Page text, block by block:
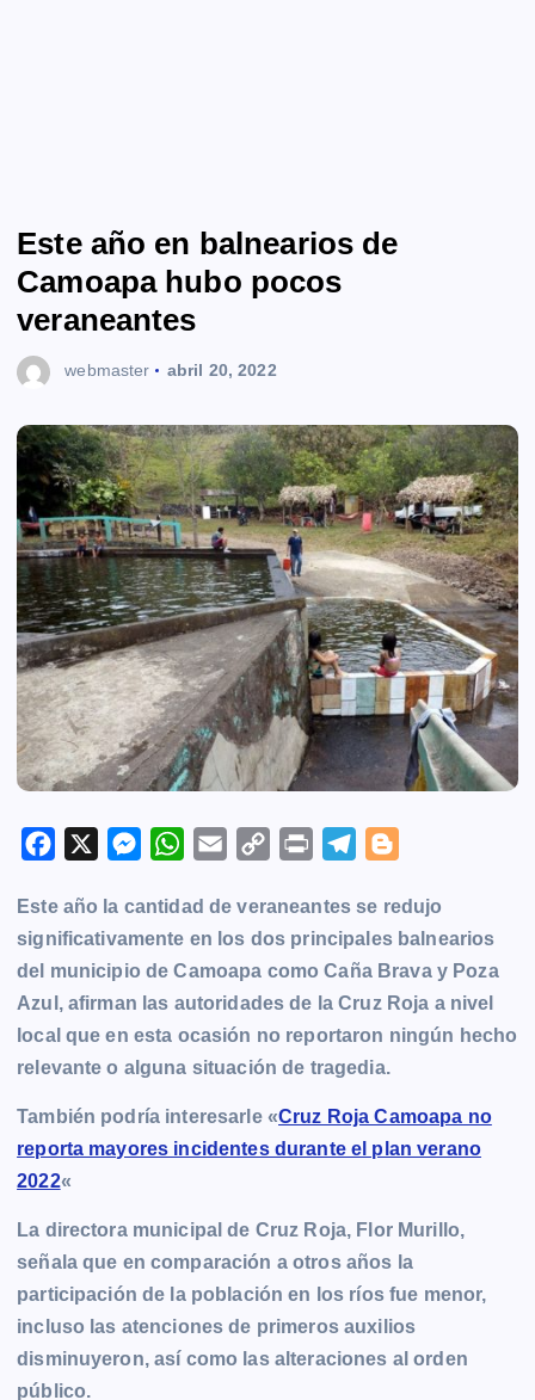
Este año en balnearios de
Camoapa hubo pocos
veraneantes
webmaster abril 20, 2022
c
e
b
o
o
k
M
s
s
e
n
g
e
r
W
a
t
s
A
p
p
a
i
l
C
p
y
L
i
n
k
i
n
t
l
e
g
r
a
m
o
g
g
e
r
Este año la cantidad de veraneantes se redujo
significativamente en los dos principales balnearios
del municipio deCamoapa como Caña Brava y Poza
Azul, afirman las autoridades de la Cruz Roja a nivel
local que en esta ocasión no reportaron ningún hecho
relevante o alguna situación de tragedia.
También podría interesarle «Cruz Roja Camoapa no
reporta mayores incidentes durante el plan verano
2022«
La directora municipal de Cruz Roja, Flor Murillo,
señala que en comparación a otros años la
participación de la población en los ríos fue menor,
incluso las atenciones de primeros auxilios
disminuyeron, así como las alteraciones al orden
público.